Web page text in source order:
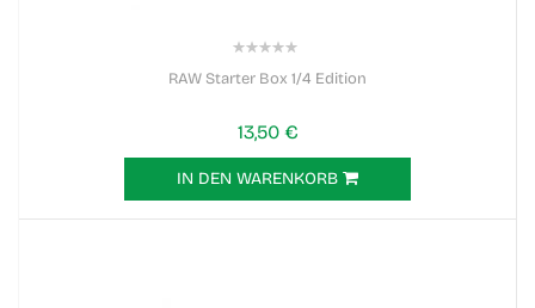
RAW Starter Box 1/4 Edition
13,50 €
IN DEN WARENKORB